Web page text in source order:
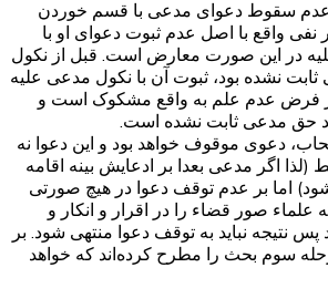
سقوط دعوای مدعی با قسم خوردن
واقع با اصل عدم ثبوت دعوای او با
در این صورت معارض است. قبل از نکول
نشده بود، ثبوت آن با نکول مدعی علیه
فرض عدم علم به واقع مشکوک است و
حق مدعی ثابت نشده است.
دعوی موقوف خواهد بود و این دعوا نه
اگر مدعی بعدا بر ادعایش بینه اقامه
اما بر عدم توقف دعوا در هیچ صورتی
علماء صور قضاء را در اقرار و انکار و
نتیجه نباید به توقف دعوا منتهی شود. بر
سوم بحث را مطرح کرده‌اند که خواهد